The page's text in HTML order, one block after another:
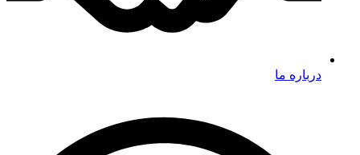
درباره ما